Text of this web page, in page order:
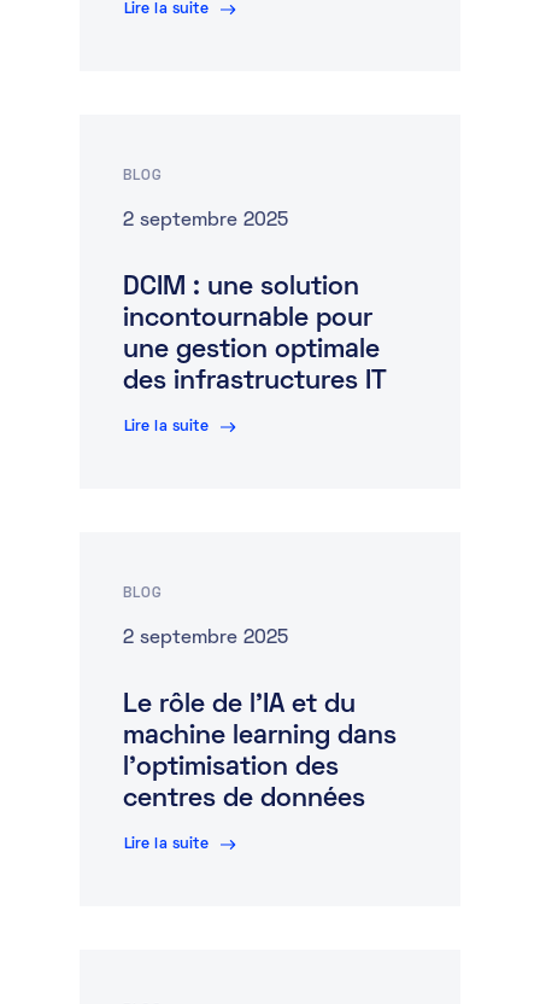
Lire la suite
BLOG
2 septembre 2025
DCIM : une solution
incontournable pour
une gestion optimale
des infrastructures IT
Lire la suite
BLOG
2 septembre 2025
Le rôle de l’IA et du
machine learning dans
l’optimisation des
centres de données
Lire la suite